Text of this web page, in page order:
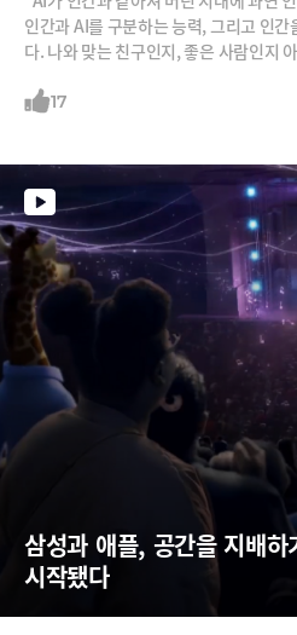
인간과 AI를 구분하는 능력, 그리고 인
다. 나와 맞는 친구인지, 좋은 사람인지
다.”가상인간, 가짜인간, 디지털휴먼이
17
삼성과 애플, 공간을 지배하
시작됐다